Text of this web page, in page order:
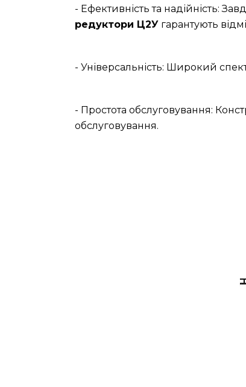
- Ефективність та надійність:
редуктори Ц2Угарантують
- Універсальність: Широкий
- Простота обслуговування:
обслуговування.